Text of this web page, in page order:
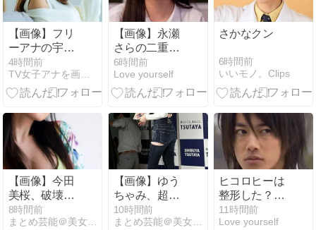
【画像】フリ
ーアナの宇垣
美里(35)さ
ん、パンッパ
ンの乳房がエ
ｗｗｗｗ
4時間前
TV女子アナを画像で紹介
【画像】永瀬
さらの二重は
埋没整形？幅
広の理由や目
を昔と比較検
6時間前
Love yourself
さかなクン
6時間前
いいモノ。Clips
【画像】今田
美桜、破壊力
ありすぎる上
乳
8時間前
まとめ芸能＠美女画像まとめブログ
【画像】ゆう
ちゃみ、超絶
スタイルのジ
ーパン尻がた
10時間前
まとめ芸能＠美女画像まとめブログ
ヒコロヒーは
整形した？顔
変わった理由
と昔の画像を
11時間前
Love yourself